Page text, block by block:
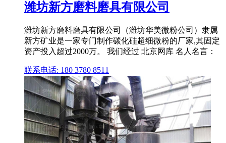
潍坊新方磨料磨具有限公司
潍坊新方磨料磨具有限公司（潍坊华美微粉公司）隶属
新方矿业是一家专门制作碳化硅超细微粉的厂家,其固定
资产投入超过2000万。 我们经过 北京网库 名人名言：
联系电话: 180 3780 8511